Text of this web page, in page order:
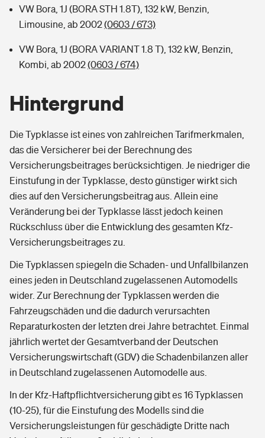
VW Bora, 1J (BORA STH 1.8T), 132 kW, Benzin,
Limousine, ab 2002(0603 / 673)
VW Bora, 1J (BORA VARIANT 1.8 T), 132 kW, Benzin,
Kombi, ab 2002(0603 / 674)
Hintergrund
Die Typklasse ist eines von zahlreichen Tarifmerkmalen,
das die Versicherer bei der Berechnung des
Versicherungsbeitrages berücksichtigen. Je niedriger die
Einstufung in der Typklasse, desto günstiger wirkt sich
dies auf den Versicherungsbeitrag aus. Allein eine
Veränderung bei der Typklasse lässt jedoch keinen
Rückschluss über die Entwicklung des gesamten Kfz-
Versicherungsbeitrages zu.
Die Typklassen spiegeln die Schaden- und Unfallbilanzen
eines jeden in Deutschland zugelassenen Automodells
wider. Zur Berechnung der Typklassen werden die
Fahrzeugschäden und die dadurch verursachten
Reparaturkosten der letzten drei Jahre betrachtet. Einmal
jährlich wertet der Gesamtverband der Deutschen
Versicherungswirtschaft (GDV) die Schadenbilanzen aller
in Deutschland zugelassenen Automodelle aus.
In der Kfz-Haftpflichtversicherung gibt es 16 Typklassen
(10-25), für die Einstufung des Modells sind die
Versicherungsleistungen für geschädigte Dritte nach